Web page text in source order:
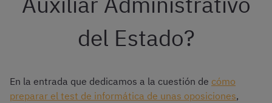
del Estado?
En la entrada que dedicamos a la cuestión de cómo
preparar el test de informática de unas oposiciones,